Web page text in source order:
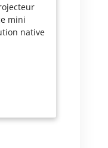
mini
native
lumens
et
vives